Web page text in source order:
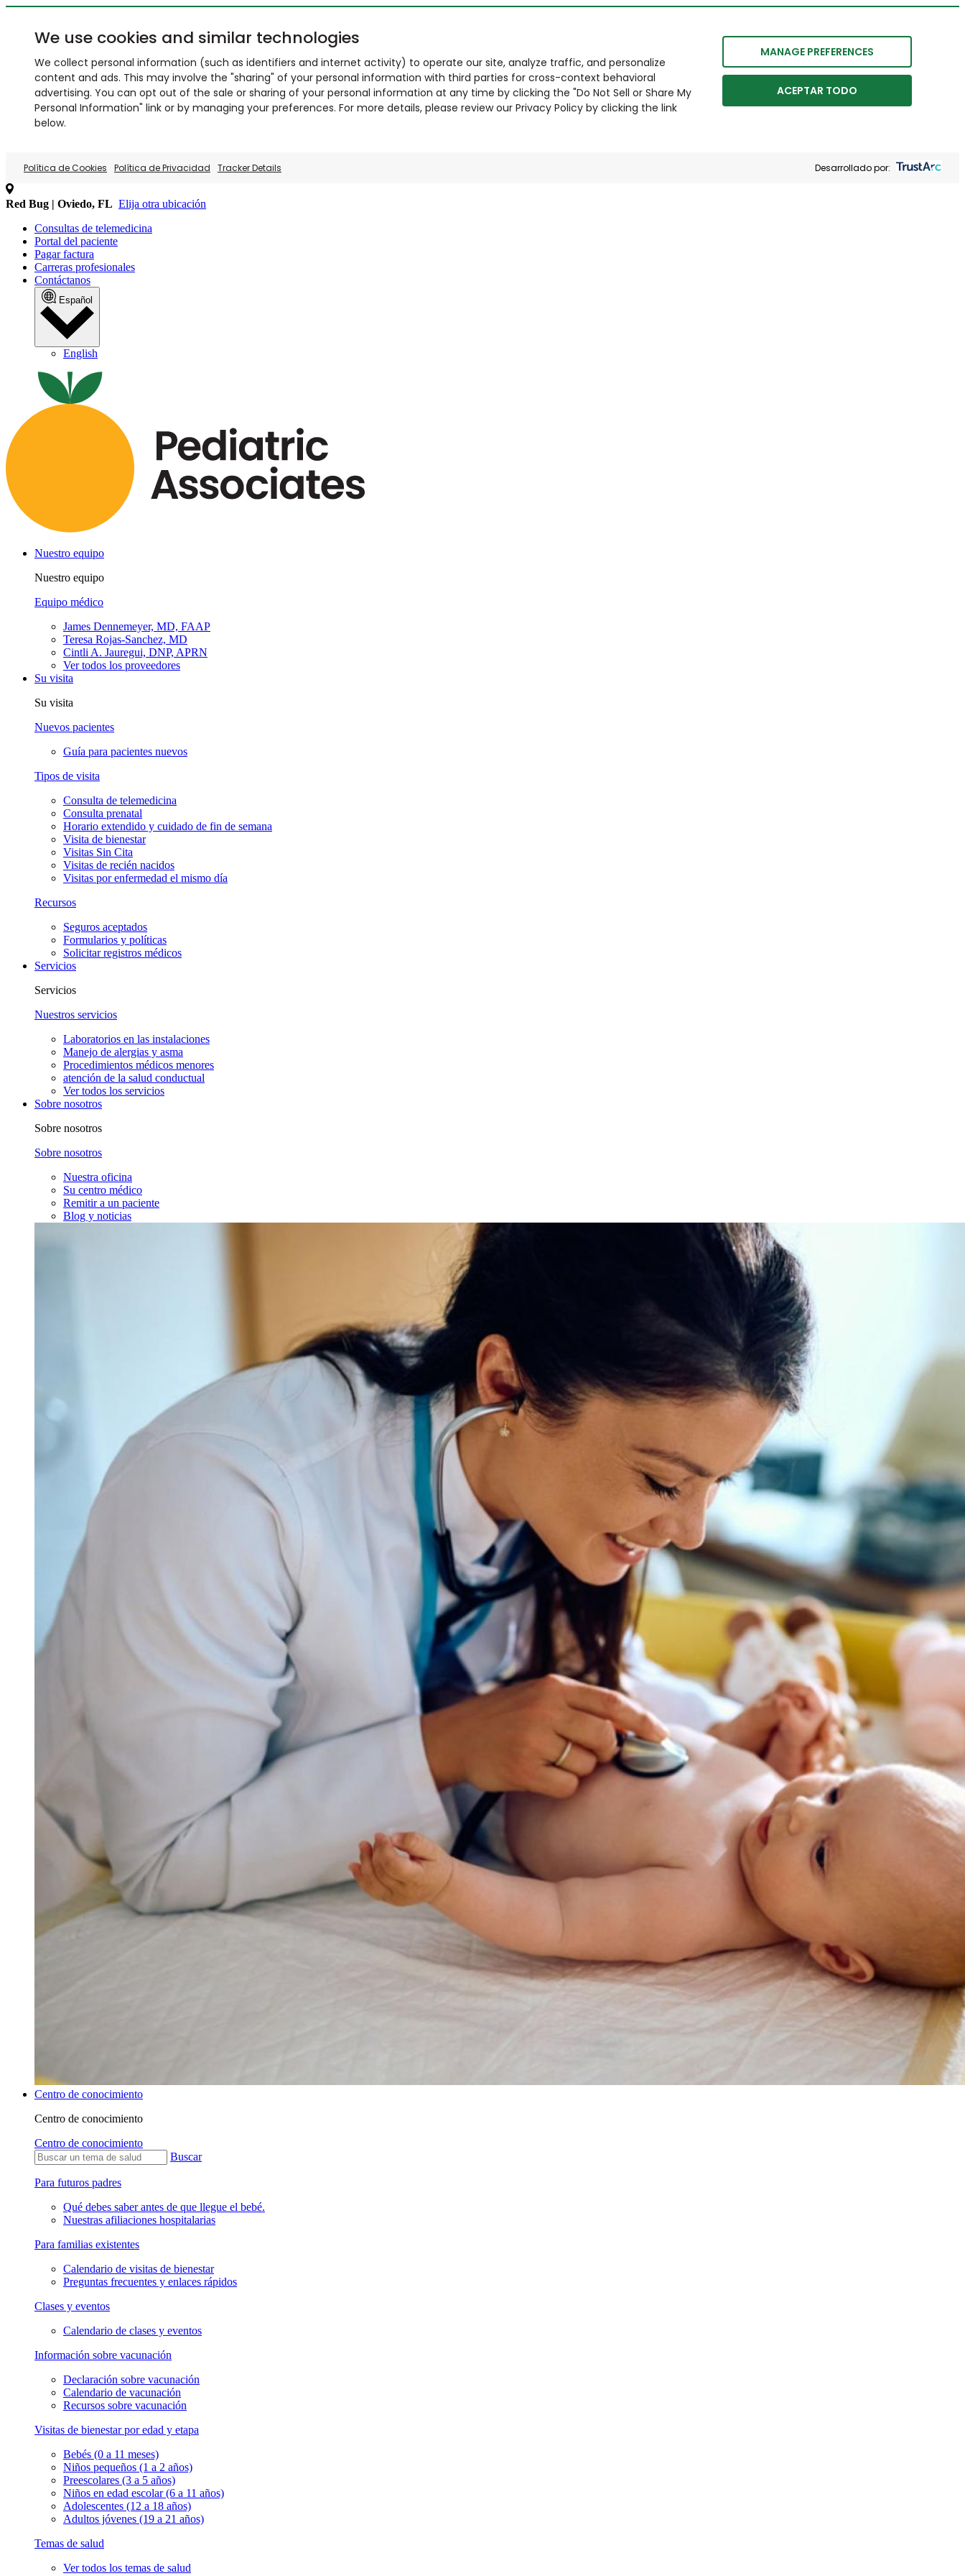
We use cookies and similar technologies
We collect personal information (such as identifiers and internet activity) to operate our site, analyze traffic, and personalize
content and ads. This may involve the "sharing" of your personal information with third parties for cross-context behavioral
advertising. You can opt out of the sale or sharing of your personal information at any time by clicking the "Do Not Sell or Share My
Personal Information" link or by managing your preferences. For more details, please review our Privacy Policy by clicking the link
below.
MANAGE PREFERENCES
ACEPTAR TODO
Política de Cookies Política de Privacidad Tracker Details Desarrollado por:
Red Bug | Oviedo, FL Elija otra ubicación
Consultas de telemedicina
Portal del paciente
Pagar factura
Carreras profesionales
Contáctanos
Español
English
Nuestro equipo
Nuestro equipo
Equipo médico
James Dennemeyer, MD, FAAP
Teresa Rojas-Sanchez, MD
Cintli A. Jauregui, DNP, APRN
Ver todos los proveedores
Su visita
Su visita
Nuevos pacientes
Guía para pacientes nuevos
Tipos de visita
Consulta de telemedicina
Consulta prenatal
Horario extendido y cuidado de fin de semana
Visita de bienestar
Visitas Sin Cita
Visitas de recién nacidos
Visitas por enfermedad el mismo día
Recursos
Seguros aceptados
Formularios y políticas
Solicitar registros médicos
Servicios
Servicios
Nuestros servicios
Laboratorios en las instalaciones
Manejo de alergias y asma
Procedimientos médicos menores
atención de la salud conductual
Ver todos los servicios
Sobre nosotros
Sobre nosotros
Sobre nosotros
Nuestra oficina
Su centro médico
Remitir a un paciente
Blog y noticias
Centro de conocimiento
Centro de conocimiento
Centro de conocimiento
Buscar
Para futuros padres
Qué debes saber antes de que llegue el bebé.
Nuestras afiliaciones hospitalarias
Para familias existentes
Calendario de visitas de bienestar
Preguntas frecuentes y enlaces rápidos
Clases y eventos
Calendario de clases y eventos
Información sobre vacunación
Declaración sobre vacunación
Calendario de vacunación
Recursos sobre vacunación
Visitas de bienestar por edad y etapa
Bebés (0 a 11 meses)
Niños pequeños (1 a 2 años)
Preescolares (3 a 5 años)
Niños en edad escolar (6 a 11 años)
Adolescentes (12 a 18 años)
Adultos jóvenes (19 a 21 años)
Temas de salud
Ver todos los temas de salud